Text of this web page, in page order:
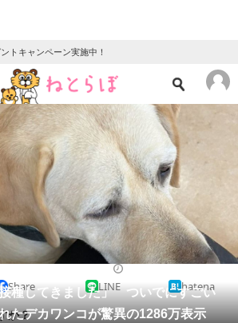
トキャンペーン実施中！
ニュース
クイズ
地域
教育・育児
リサーチ
種してきました」 ついでにすごい
たデカワンコが驚異の1286万表示
Share LINE hatena
か？